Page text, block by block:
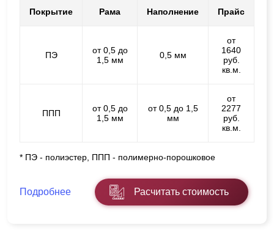
Покрытие Рама Наполнение Прайс
ПЭ
от 0,5 до
1,5 мм
0,5 мм
от
1640
руб.
кв.м.
ППП
от 0,5 до
1,5 мм
от 0,5 до 1,5
мм
от
2277
руб.
кв.м.
* ПЭ - полиэстер, ППП - полимерно-порошковое
Подробнее Расчитать стоимость